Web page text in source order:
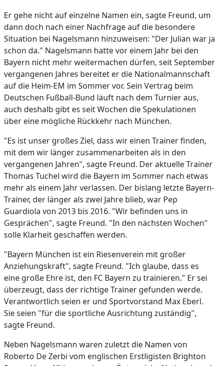
Er gehe nicht auf einzelne Namen ein, sagte Freund, um
dann doch nach einer Nachfrage auf die besondere
Situation bei Nagelsmann hinzuweisen: "Der Julian war ja
schon da." Nagelsmann hatte vor einem Jahr bei den
Bayern nicht mehr weitermachen dürfen, seit September
vergangenen Jahres bereitet er die Nationalmannschaft
auf die Heim-EM im Sommer vor. Sein Vertrag beim
Deutschen Fußball-Bund läuft nach dem Turnier aus,
auch deshalb gibt es seit Wochen die Spekulationen
über eine mögliche Rückkehr nach München.
"Es ist unser großes Ziel, dass wir einen Trainer finden,
mit dem wir länger zusammenarbeiten als in den
vergangenen Jahren", sagte Freund. Der aktuelle Trainer
Thomas Tuchel wird die Bayern im Sommer nach etwas
mehr als einem Jahr verlassen. Der bislang letzte Bayern-
Trainer, der länger als zwei Jahre blieb, war Pep
Guardiola von 2013 bis 2016. "Wir befinden uns in
Gesprächen", sagte Freund. "In den nächsten Wochen"
solle Klarheit geschaffen werden.
"Bayern München ist ein Riesenverein mit großer
Anziehungskraft", sagte Freund. "Ich glaube, dass es
eine große Ehre ist, den FC Bayern zu trainieren." Er sei
überzeugt, dass der richtige Trainer gefunden werde.
Verantwortlich seien er und Sportvorstand Max Eberl.
Sie seien "für die sportliche Ausrichtung zuständig",
sagte Freund.
Neben Nagelsmann waren zuletzt die Namen von
Roberto De Zerbi vom englischen Erstligisten Brighton